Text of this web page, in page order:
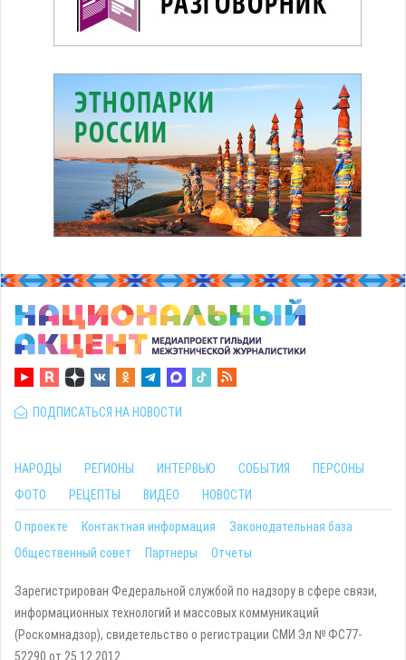
ПОДПИСАТЬСЯ НА НОВОСТИ
НАРОДЫ РЕГИОНЫ ИНТЕРВЬЮ СОБЫТИЯ
ПЕРСОНЫ
ФОТО
РЕЦЕПТЫ ВИДЕО НОВОСТИ
О проекте Контактная информация
Законодательная база
Общественный совет
Партнеры Отчеты
Зарегистрирован Федеральной службой по надзору в сфере связи,
информационных технологий и массовых коммуникаций
(Роскомнадзор), свидетельство о регистрации СМИ Эл № ФС77-
52290 от 25.12.2012.